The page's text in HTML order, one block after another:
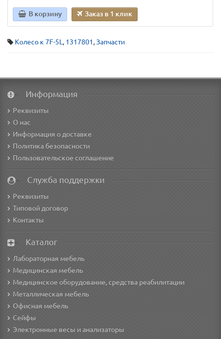
В корзину Заказ в 1 клик
Колесо к 7F-5L , 1317801,Запчасти
Информация
Реквизиты
О нас
Информация о доставке
Политика безопасности
Пользовательское соглашение
Служба поддержки
Реквизиты
Типовой договор
Контакты
Каталог
Лабораторная мебель
Медицинская мебель
Медицинское оборудование, средства реабилитации
Металлическая мебель
Офисная мебель
Сейфы
Электронные весы и анализаторы